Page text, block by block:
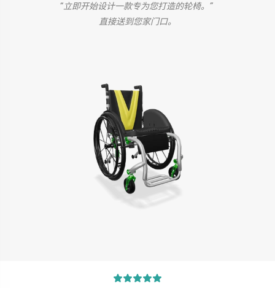
“立即开始设计一款专为您打造的轮椅。”
直接送到您家门口。